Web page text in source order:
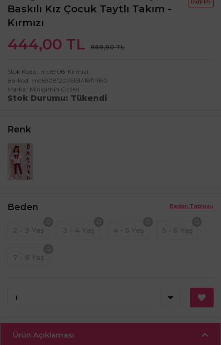
Baskılı Kız Çocuk Taytlı Takım -
Kırmızı
444,00 TL 969,90 TL
Stok Kodu
mc6908-Kirmizi
Barkod
mc69081207615141817780
Marka
Minigimin Cicileri
Stok Durumu Tükendi
Renk
Beden Tablosu
Beden
Ürün Açıklaması